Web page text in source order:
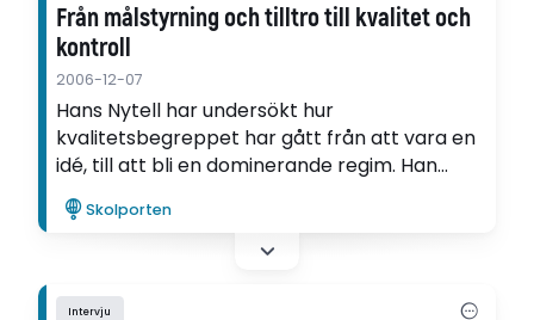
Från målstyrning och tilltro till kvalitet och
kontroll
2006-12-07
Hans Nytell har undersökt hur
kvalitetsbegreppet har gått från att vara en
idé, till att bli en dominerande regim. Han
menar att från en utbildningspolitik som
byggde på decentralisering och målstyrning,
går vi nu mot en centralisering.
Skolporten
Intervju